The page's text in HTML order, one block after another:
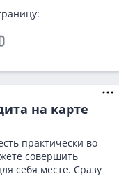
на карте
практически во
совершить
себя месте. Сразу